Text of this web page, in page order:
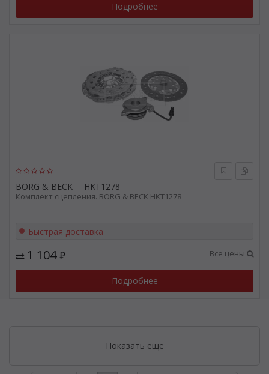
Подробнее
BORG & BECK HKT1278
Комплект сцепления. BORG & BECK HKT1278
Быстрая доставка
1 104₽ Все цены
Подробнее
Показать ещё